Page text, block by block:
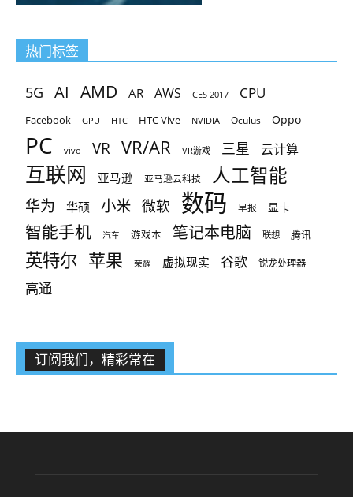
热门标签
5G AI AMD AR AWS CES 2017 CPU
Facebook GPU HTC HTC Vive NVIDIA Oculus Oppo
PC vivo VR VR/AR VR游戏 三星 云计算
互联网 亚马逊 亚马逊云科技 人工智能
华为 华硕 小米 微软 数码 早报 显卡
智能手机 汽车 游戏本 笔记本电脑 联想 腾讯
英特尔 苹果 荣耀 虚拟现实 谷歌 锐龙处理器
高通
订阅我们，精彩常在